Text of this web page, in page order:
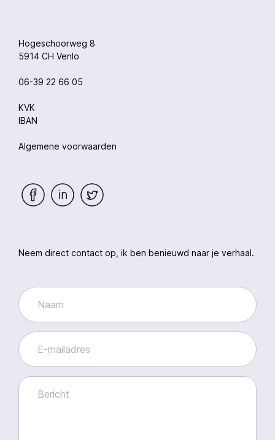
Hogeschoorweg 8
5914 CH Venlo
06-39 22 66 05
KVK
IBAN
Algemene voorwaarden
Neem direct contact op, ik ben benieuwd naar je verhaal.